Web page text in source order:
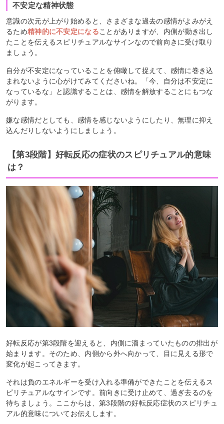
不安定な精神状態
意識の次元が上がり始めると、さまざまな過去の感情がよみがえ
るため精神的に不安定になることがありますが、内側が動き出し
たことを伝えるスピリチュアルなサインなので前向きに受け取り
ましょう。
自分が不安定になっていることを俯瞰して捉えて、感情に巻き込
まれないように心がけてみてくださいね。「今、自分は不安定に
なっているな」と認識することは、感情を解放することにもつな
がります。
嫌な感情だとしても、感情を感じないようにしたり、無理に抑え
込んだりしないようにしましょう。
【第3段階】好転反応の症状のスピリチュアル的意味
は？
好転反応が第3段階を迎えると、内側に溜まっていたものの排出が
始まります。そのため、内側から外へ向かって、目に見える形で
変化が起こってきます。
それは負のエネルギーを受け入れる準備ができたことを伝えるス
ピリチュアルなサインです。前向きに受け止めて、過ぎ去るのを
待ちましょう。ここからは、第3段階の好転反応症状のスピリチュ
アル的意味についてお伝えします。